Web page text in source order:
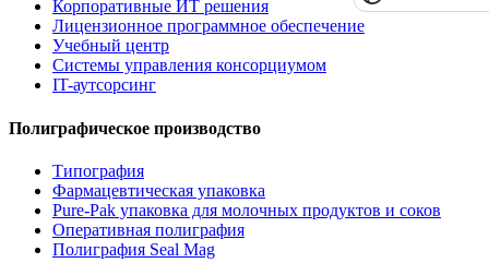
Корпоративные ИТ решения
Лицензионное программное обеспечение
Учебный центр
Системы управления консорциумом
IT-аутсорсинг
Полиграфическое производство
Типография
Фармацевтическая упаковка
Pure-Pak упаковка для молочных продуктов и соков
Оперативная полиграфия
Полиграфия Seal Mag